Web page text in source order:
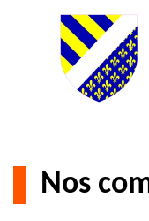
Nos